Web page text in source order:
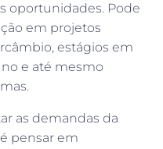
oportunidades. Pode
em projetos
estágios em
e até mesmo
as demandas da
pensar em